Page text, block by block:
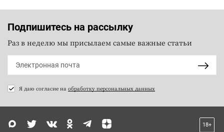
Подпишитесь на рассылку
Раз в неделю мы присылаем самые важные статьи
Я даю согласие на обработку персональных данных
18+